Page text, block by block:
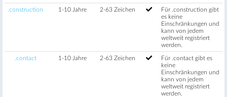
.construction 1-10 Jahre 2-63 Zeichen
Für .construction gibt
es keine
Einschränkungen und
kann von jedem
weltweit registriert
werden.
.contact 1-10 Jahre 2-63 Zeichen
Für .contact gibt es
keine
Einschränkungen und
kann von jedem
weltweit registriert
werden.